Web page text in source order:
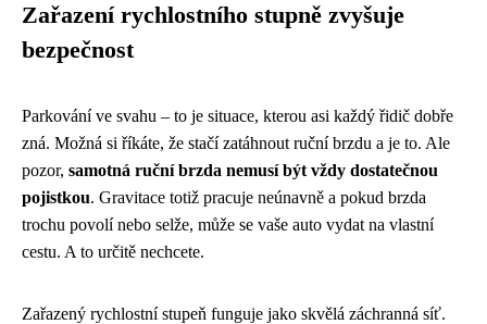
Zařazení rychlostního stupně zvyšuje
bezpečnost
Parkování ve svahu – to je situace, kterou asi každý řidič dobře
zná. Možná si říkáte, že stačí zatáhnout ruční brzdu a je to. Ale
pozor, samotná ruční brzda nemusí být vždy dostatečnou
pojistkou. Gravitace totiž pracuje neúnavně a pokud brzda
trochu povolí nebo selže, může se vaše auto vydat na vlastní
cestu. A to určitě nechcete.
Zařazený rychlostní stupeň funguje jako skvělá záchranná síť.